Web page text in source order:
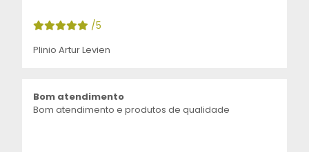
/5
Plinio Artur Levien
Bom atendimento
Bom atendimento e produtos de qualidade